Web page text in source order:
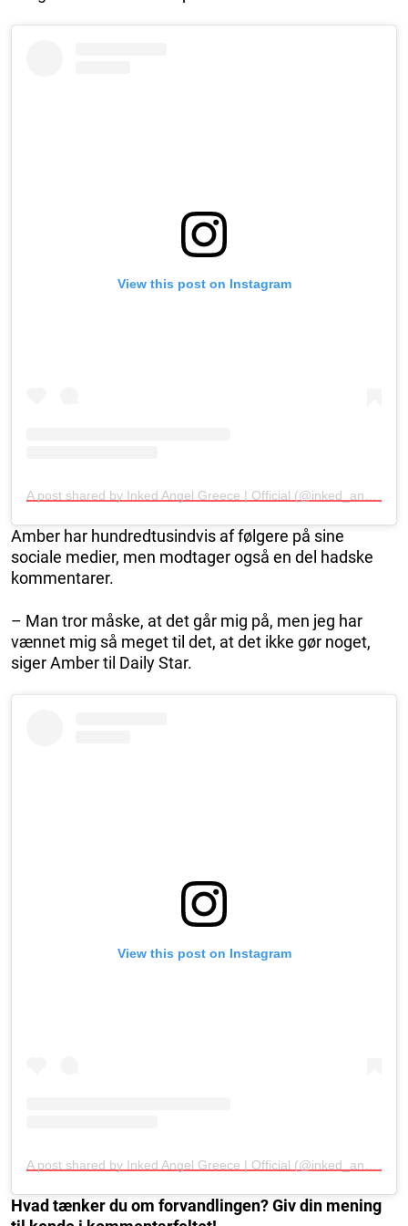
View this post on Instagram
Amber har hundredtusindvis af følgere på sine
sociale medier, men modtager også en del hadske
kommentarer.
– Man tror måske, at det går mig på, men jeg har
vænnet mig så meget til det, at det ikke gør noget,
siger Amber til Daily Star.
View this post on Instagram
A post shared by Inked Angel Greece | Official (@inked_angel_gr)
Hvad tænker du om forvandlingen? Giv din mening